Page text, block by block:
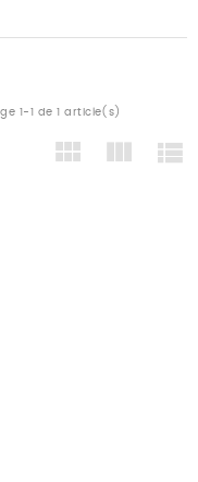
1-1 de 1 article(s)